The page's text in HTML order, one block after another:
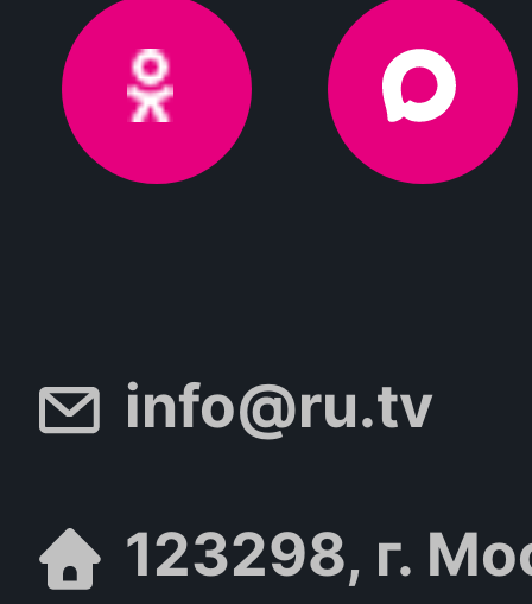
info@ru.tv
123298, г.